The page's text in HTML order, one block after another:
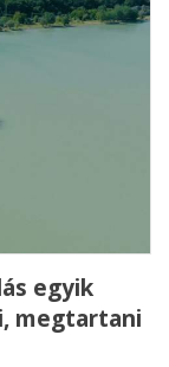
egyik
megtartani